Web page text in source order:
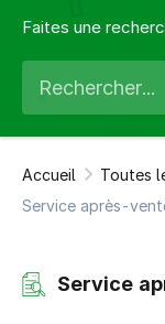
Faites une
Accueil
Toutes
Service après-
Service